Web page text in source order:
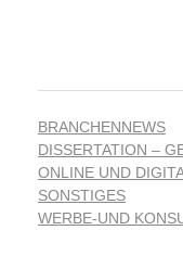
BRANCHENNEWS
DISSERTATION –
ONLINE UND
SONSTIGES
WERBE-UND